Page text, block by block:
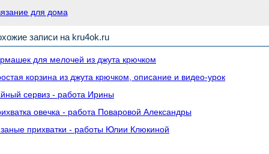
для дома
записи на kru4ok.ru
для мелочей из джута крючком
корзина из джута крючком, описание и видео-урок
сервиз - работа Ирины
овечка - работа Поваровой Александры
прихватки - работы Юлии Клюкиной